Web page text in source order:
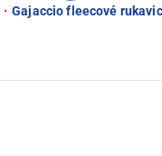
· Gajaccio fleecové